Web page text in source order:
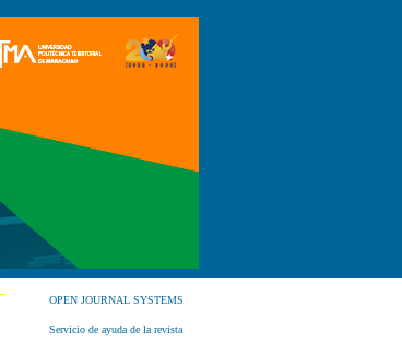
OPEN JOURNAL SYSTEMS
Servicio de ayuda de la revista